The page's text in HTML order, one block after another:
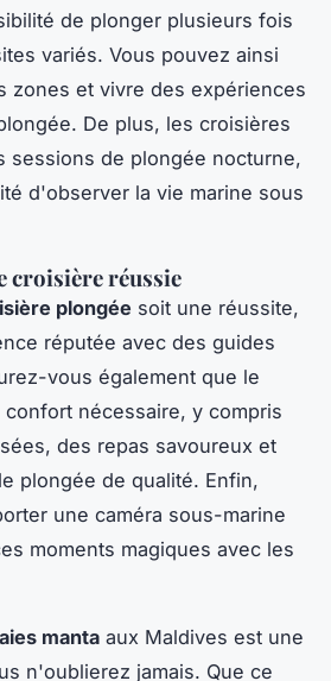
de plonger plusieurs fois
variés. Vous pouvez ainsi
zones et vivre des expériences
De plus, les croisières
sessions de plongée nocturne,
d'observer la vie marine sous
croisière réussie
plongée soit une réussite,
réputée avec des guides
vous également que le
nécessaire, y compris
des repas savoureux et
plongée de qualité. Enfin,
une caméra sous-marine
moments magiques avec les
manta aux Maldives est une
n'oublierez jamais. Que ce